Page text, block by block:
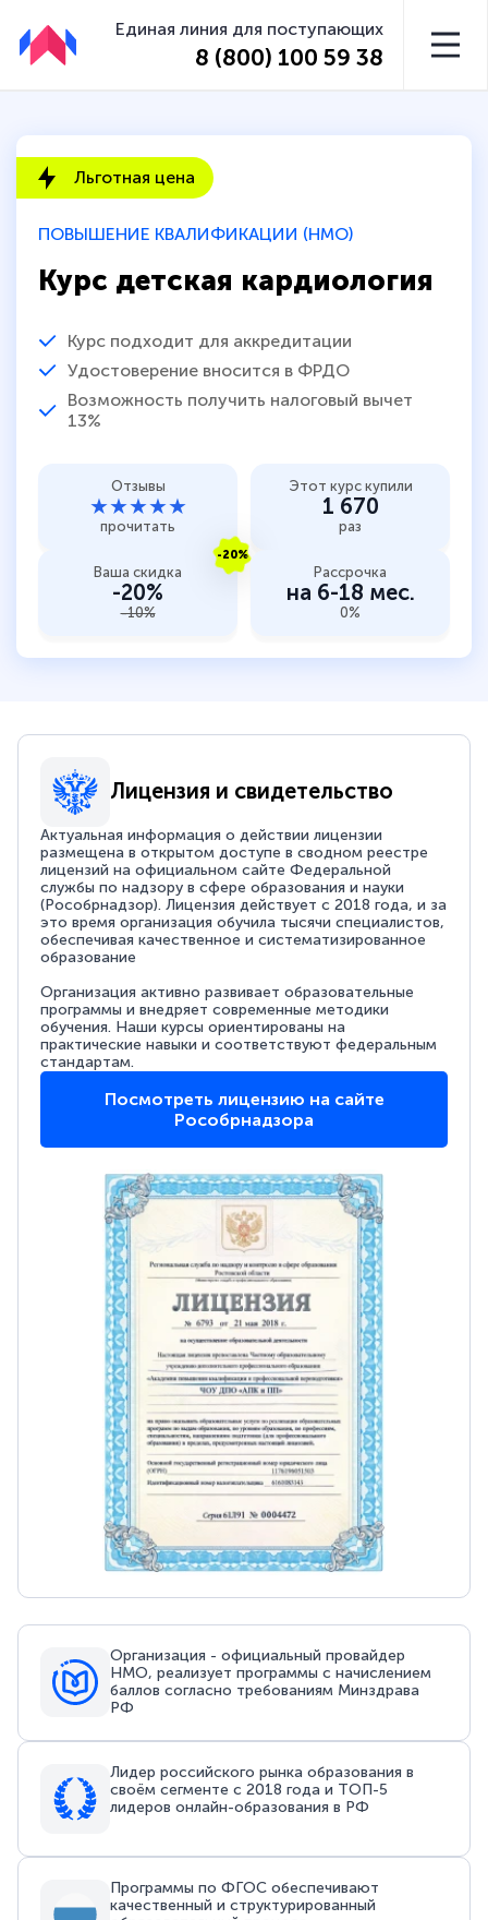
Единая линия для поступающих
8 (800) 100 59 38
ПОВЫШЕНИЕ КВАЛИФИКАЦИИ (НМО)
Курс детская кардиология
Курс подходит для аккредитации
Удостоверение вносится в ФРДО
Возможность получить налоговый вычет
13%
Льготная цена
Отзывы
★★★★★
прочитать
Этот курс купили
1 670
раз
-20%
Ваша скидка
-20%
-10%
Рассрочка
на 6-18 мес.
0%
Лицензия и свидетельство
Актуальная информация о действии лицензии
размещена в открытом доступе в сводном реестре
лицензий на официальном сайте Федеральной
службы по надзору в сфере образования и науки
(Рособрнадзор). Лицензия действует с 2018 года, и за
это время организация обучила тысячи специалистов,
обеспечивая качественное и систематизированное
образование
Организация активно развивает образовательные
программы и внедряет современные методики
обучения. Наши курсы ориентированы на
практические навыки и соответствуют федеральным
стандартам.
Посмотреть лицензию на сайте
Рособрнадзора
Организация - официальный провайдер
НМО, реализует программы с начислением
баллов согласно требованиям Минздрава
РФ
Лидер российского рынка образования в
своём сегменте с 2018 года и ТОП-5
лидеров онлайн-образования в РФ
Программы по ФГОС обеспечивают
качественный и структурированный